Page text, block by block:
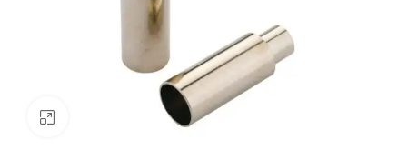
Klõpsake suurendamiseks